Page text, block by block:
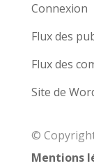
Connexion
Flux des
Flux des
Site de
©
Mentions